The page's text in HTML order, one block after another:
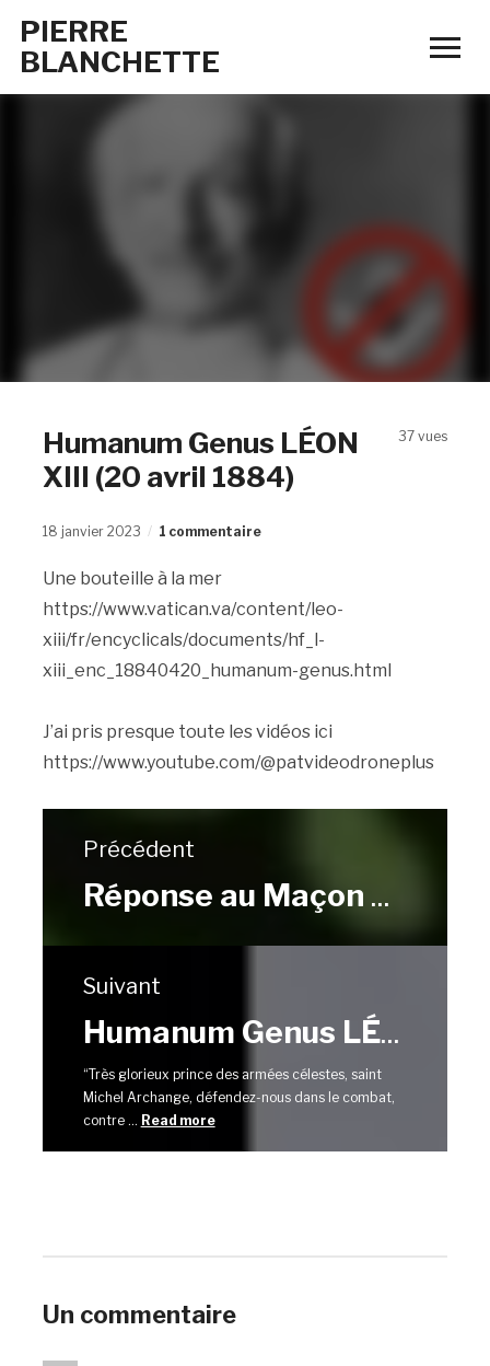
PIERRE
BLANCHETTE
37 vues
Humanum Genus LÉON
XIII (20 avril 1884)
18 janvier 2023 1 commentaire
Une bouteille à la mer
https://www.vatican.va/content/leo-
xiii/fr/encyclicals/documents/hf_l-
xiii_enc_18840420_humanum-genus.html
J’ai pris presque toute les vidéos ici
https://www.youtube.com/@patvideodroneplus
Précédent
Réponse au Maçon Part 3
Suivant
Humanum Genus LÉON XIII (20 avril 1884) Prise 2
“Très glorieux prince des armées célestes, saint
Michel Archange, défendez-nous dans le combat,
contre ... Read more
Un commentaire